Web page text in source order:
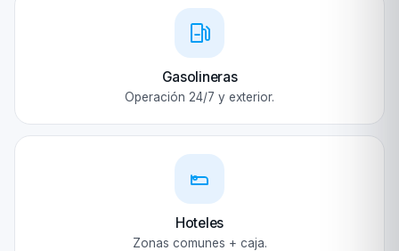
Gasolineras
Operación 24/7 y exterior.
Hoteles
Zonas comunes + caja.